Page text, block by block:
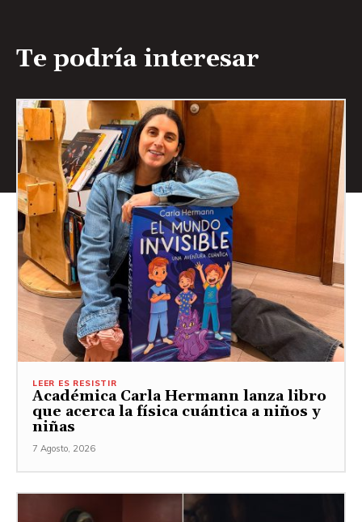
Te podría interesar
LEER ES RESISTIR
Académica Carla Hermann lanza libro
que acerca la física cuántica a niños y
niñas
7 Agosto, 2026